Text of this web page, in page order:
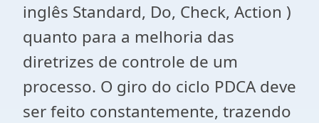
inglês Standard, Do, Check, Action )
quanto para a melhoria das
diretrizes de controle de um
processo. O giro do ciclo PDCA deve
ser feito constantemente, trazendo